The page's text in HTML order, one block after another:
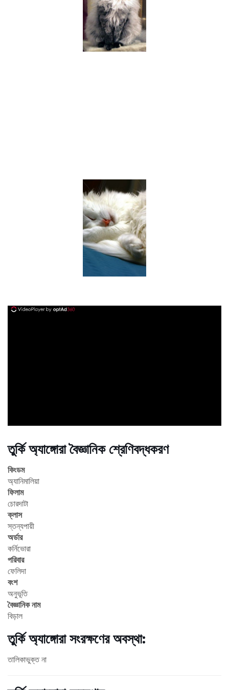
তুর্কি অ্যাঙ্গোরা বৈজ্ঞানিক শ্রেণিবদ্ধকরণ
কিংডম
অ্যানিমালিয়া
ফিলাম
চোরদাটা
ক্লাস
স্তন্যপায়ী
অর্ডার
কর্নিভোরা
পরিবার
ফেলিদা
বংশ
অনুভূতি
বৈজ্ঞানিক নাম
বিড়াল
তুর্কি অ্যাঙ্গোরা সংরক্ষণের অবস্থা:
তালিকাভুক্ত না